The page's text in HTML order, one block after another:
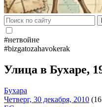
#нетвойне
#bizgatozahavokerak
Улица в Бухаре,
Бухара
Четверг, 30 декабря, 2010